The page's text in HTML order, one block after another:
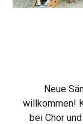
Neue
willkommen!
bei Chor